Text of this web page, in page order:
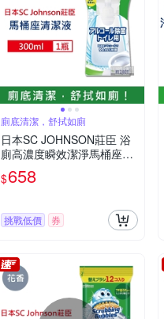
廁底清潔，舒拭如廁
日本SC JOHNSON莊臣 浴
廁高濃度瞬效潔淨馬桶座墊
潔淨清潔液300ml/瓶(馬桶座
墊,沖水按鈕,門把,紙巾架)
$658
挑戰低價 券